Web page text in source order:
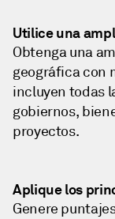
Utilice una
Obtenga una
geográfica con
incluyen todas
gobiernos,
proyectos.
Aplique los
Genere